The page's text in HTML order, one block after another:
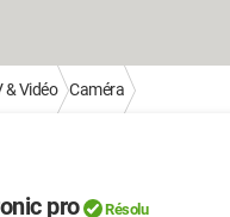
& Vidéo Caméra
pro Résolu